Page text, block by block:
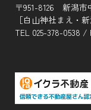
〒951-8126 新潟市
［白山神社まえ・
TEL 025-378-0538 /